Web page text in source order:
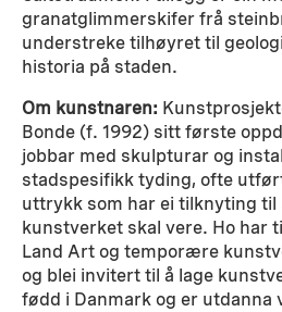
granatglimmerskifer frå
understreke tilhøyret til
historia på staden.
Om kunstnaren:
Bonde (f. 1992) sitt første
jobbar med skulpturar og
stadspesifikk tyding, ofte
uttrykk som har ei tilknyting til
kunstverket skal vere. Ho har
Land Art og temporære
og blei invitert til å lage
fødd i Danmark og er utdanna